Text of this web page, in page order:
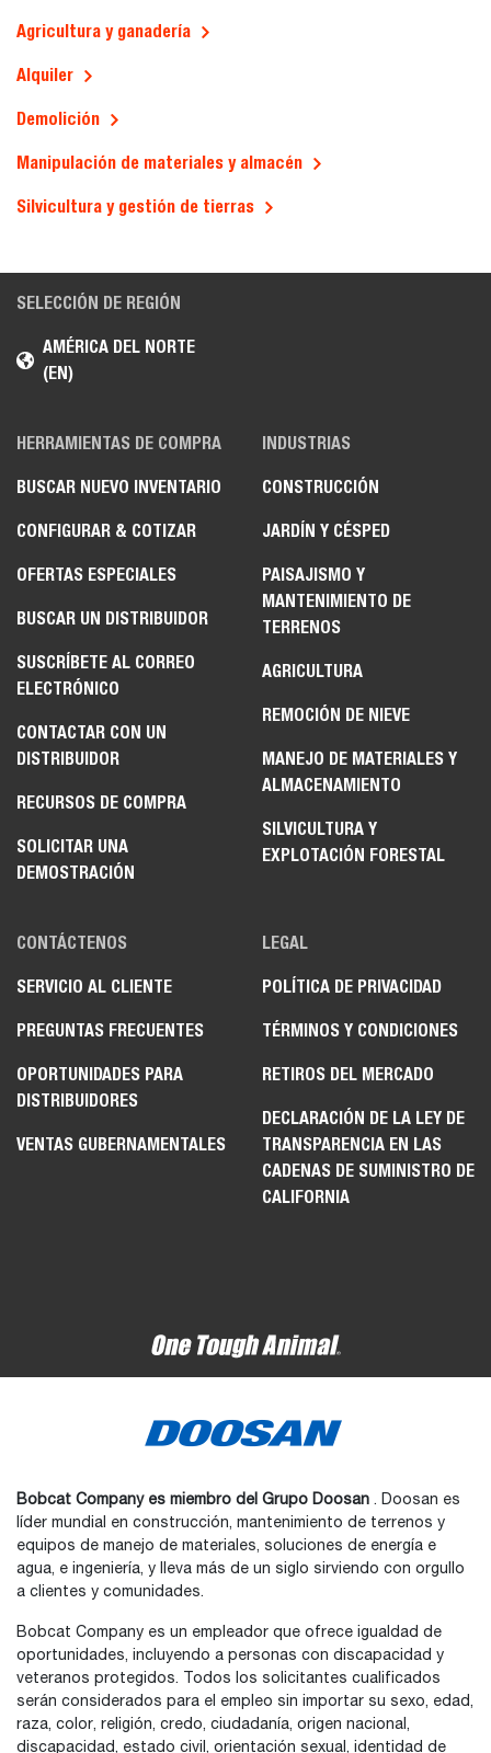
Agricultura y ganadería
Alquiler
Demolición
Manipulación de materiales y almacén
Silvicultura y gestión de tierras
SELECCIÓN DE REGIÓN
AMÉRICA DEL NORTE
(EN)
HERRAMIENTAS DE COMPRA
BUSCAR NUEVO INVENTARIO
CONFIGURAR & COTIZAR
OFERTAS ESPECIALES
BUSCAR UN DISTRIBUIDOR
SUSCRÍBETE AL CORREO
ELECTRÓNICO
CONTACTAR CON UN
DISTRIBUIDOR
RECURSOS DE COMPRA
SOLICITAR UNA
DEMOSTRACIÓN
INDUSTRIAS
CONSTRUCCIÓN
JARDÍN Y CÉSPED
PAISAJISMO Y
MANTENIMIENTO DE
TERRENOS
AGRICULTURA
REMOCIÓN DE NIEVE
MANEJO DE MATERIALES Y
ALMACENAMIENTO
SILVICULTURA Y
EXPLOTACIÓN FORESTAL
CONTÁCTENOS
SERVICIO AL CLIENTE
PREGUNTAS FRECUENTES
OPORTUNIDADES PARA
DISTRIBUIDORES
VENTAS GUBERNAMENTALES
LEGAL
POLÍTICA DE PRIVACIDAD
TÉRMINOS Y CONDICIONES
RETIROS DEL MERCADO
DECLARACIÓN DE LA LEY DE
TRANSPARENCIA EN LAS
CADENAS DE SUMINISTRO DE
CALIFORNIA
Bobcat Company es miembro del Grupo Doosan . Doosan es
líder mundial en construcción, mantenimiento de terrenos y
equipos de manejo de materiales, soluciones de energía e
agua, e ingeniería, y lleva más de un siglo sirviendo con orgullo
a clientes y comunidades.
Bobcat Company es un empleador que ofrece igualdad de
oportunidades, incluyendo a personas con discapacidad y
veteranos protegidos. Todos los solicitantes cualificados
serán considerados para el empleo sin importar su sexo, edad,
raza, color, religión, credo, ciudadanía, origen nacional,
discapacidad, estado civil, orientación sexual, identidad de